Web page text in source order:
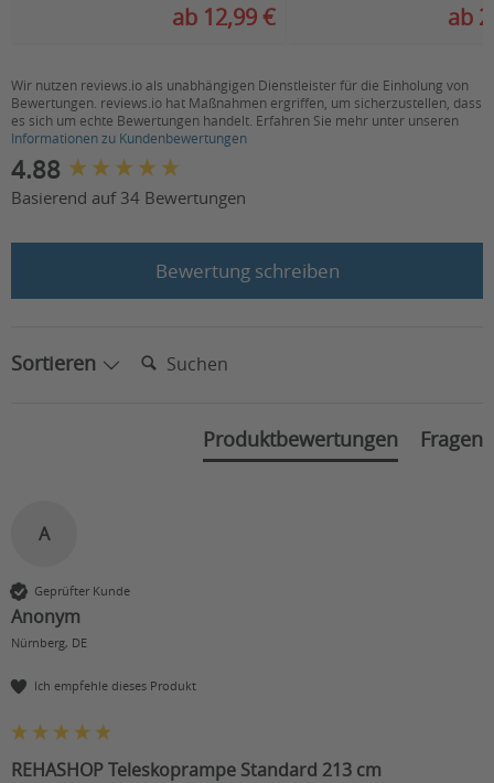
ab 12,99 € ab
Wir nutzen reviews.io als unabhängigen Dienstleister für die Einholung von
Bewertungen. reviews.io hat Maßnahmen ergriffen, um sicherzustellen, dass
es sich um echte Bewertungen handelt. Erfahren Sie mehr unter unseren
Informationen zu Kundenbewertungen
4.88
Basierend auf 34 Bewertungen
Bewertung schreiben
Sortieren Suchen:
Produktbewertungen Fragen
A
Geprüfter Kunde
Anonym
Nürnberg, DE
Ich empfehle dieses Produkt
REHASHOP Teleskoprampe Standard 213 cm
New content loaded